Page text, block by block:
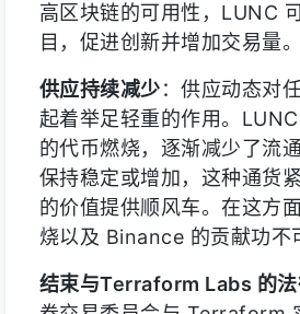
高区块链的可用性，LUNC
目，促进创新并增加交易量。
供应持续减少：供应动态对
起着举足轻重的作用。
的代币燃烧，逐渐减少了流
保持稳定或增加，这种通货
的价值提供顺风车。在这方
烧以及 Binance 的贡献功不
结束与Terraform Labs 的法